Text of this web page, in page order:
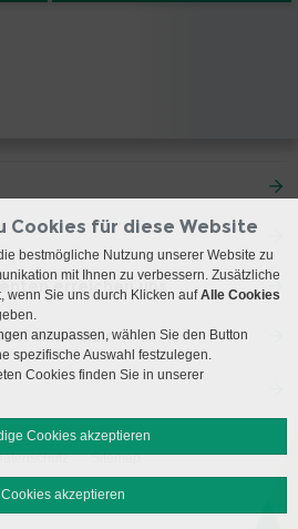
erreichen uns
Sitemap
Cookies für diese Website
bestmögliche Nutzung unserer Website zu
mit Ihnen zu verbessern. Zusätzliche
wenn Sie uns durch Klicken aufAlle Cookies
anzupassen, wählen Sie den Button
spezifische Auswahl festzulegen.
Cookies finden Sie in unserer
Cookies akzeptieren
akzeptieren